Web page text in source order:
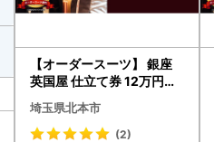
【オーダースーツ】 銀座
英国屋 仕立て券 12万円分
プレゼント用包装| ビジネ
ススーツ メンズ
埼玉県北本市
(2)